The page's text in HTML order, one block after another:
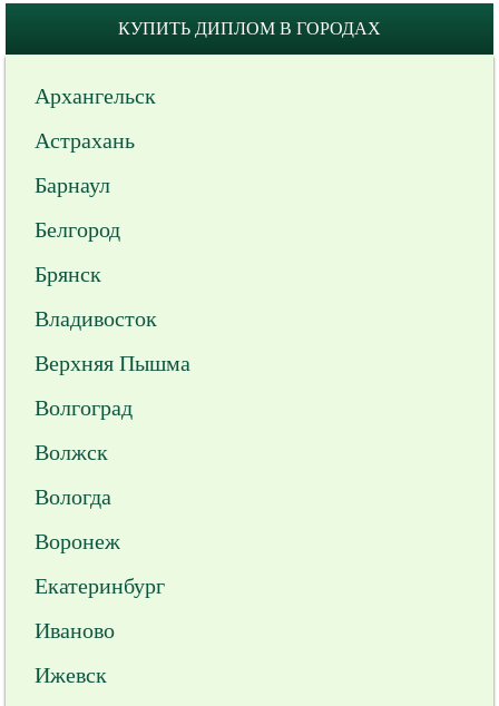
КУПИТЬ ДИПЛОМ В ГОРОДАХ
Архангельск
Астрахань
Барнаул
Белгород
Брянск
Владивосток
Верхняя Пышма
Волгоград
Волжск
Вологда
Воронеж
Екатеринбург
Иваново
Ижевск